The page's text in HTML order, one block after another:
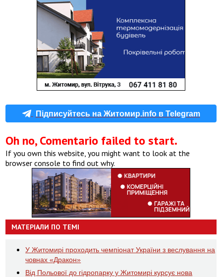
Підписуйтесь на Житомир.info в Telegram
Oh no, Comentario failed to start.
If you own this website, you might want to look at the
browser console to find out why.
МАТЕРІАЛИ ПО ТЕМІ
У Житомирі проходить чемпіонат України з веслування на
човнах «Дракон»
Від Польової до гідропарку у Житомирі курсує нова